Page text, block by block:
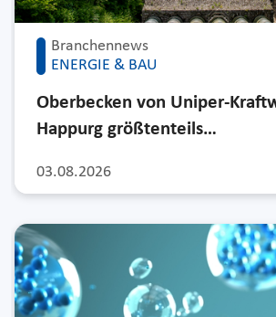
Branchennews
ENERGIE & BAU
03.08.2026
Oberbecken von Uniper-
Happurg größtenteils…